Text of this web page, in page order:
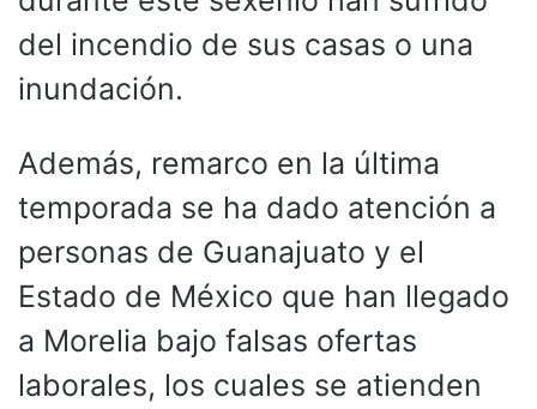
del incendio de sus casas o una
inundación.
Además, remarco en la última
temporada se ha dado atención a
personas de Guanajuato y el
Estado de México que han llegado
a Morelia bajo falsas ofertas
laborales, los cuales se atienden